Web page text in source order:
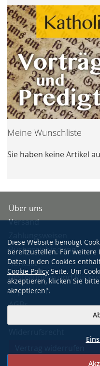
Meine Wunschliste
Sie haben keine Artikel
Über uns
Versand
Buchpreisbindung
Kontakt
Bestellungen und
Impressum
AGBs
Diese Website benötigt
bereitzustellen. Für
Daten in den Cookies
Cookie Policy Seite. Um
akzeptieren, klicken Sie
akzeptieren".